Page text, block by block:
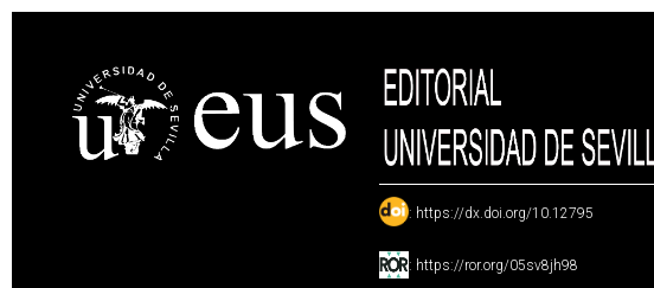
: https://dx.doi.org/10.12795
: https://ror.org/05sv8jh98